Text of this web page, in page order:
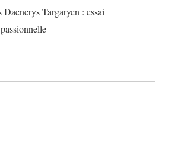
Daenerys Targaryen : essai